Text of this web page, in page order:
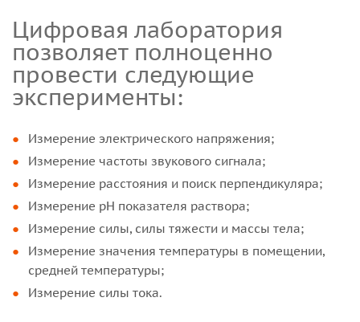
Цифровая лаборатория
позволяет полноценно
провести следующие
эксперименты:
Измерение электрического напряжения;
Измерение частоты звукового сигнала;
Измерение расстояния и поиск перпендикуляра;
Измерение pH показателя раствора;
Измерение силы, силы тяжести и массы тела;
Измерение значения температуры в помещении,
средней температуры;
Измерение силы тока.